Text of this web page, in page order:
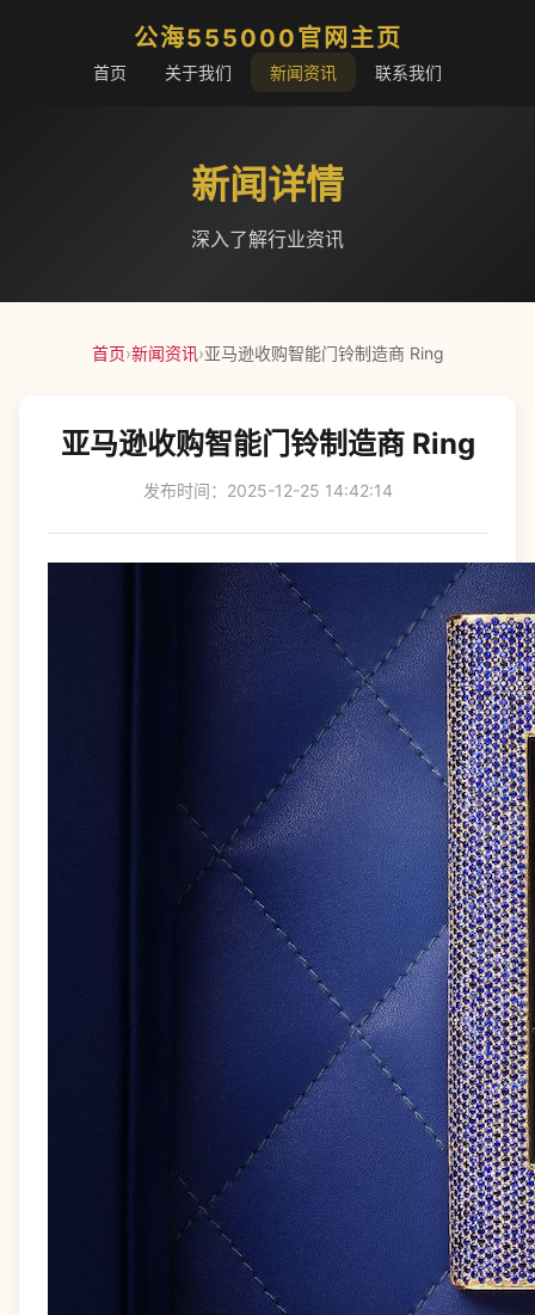
公海555000官网主页
首页 关于我们 新闻资讯 联系我们
新闻详情
深入了解行业资讯
首页›新闻资讯›亚马逊收购智能门铃制造商 Ring
亚马逊收购智能门铃制造商 Ring
发布时间：2025-12-25 14:42:14